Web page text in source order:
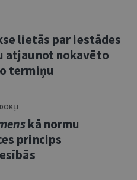
lietās par iestādes
atjaunot nokavēto
termiņu
kā normu
princips